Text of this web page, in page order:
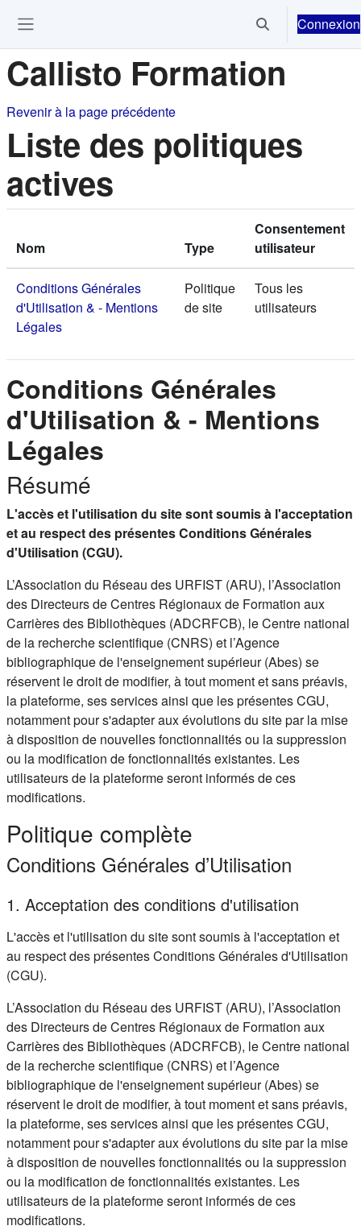
Activer/Connexion
Callisto Formation
Revenir à la page précédente
Liste des politiques
actives
Nom Type
Consentement
utilisateur
Conditions Générales
d'Utilisation & - Mentions
Légales
Politique
de site
Tous les
utilisateurs
Conditions Générales
d'Utilisation & - Mentions
Légales
Résumé
L'accès et l'utilisation du site sont soumis à l'acceptation
et au respect des présentes Conditions Générales
d'Utilisation (CGU).
L’Association du Réseau des URFIST (ARU), l’Association
des Directeurs de Centres Régionaux de Formation aux
Carrières des Bibliothèques (ADCRFCB), le Centre national
de la recherche scientifique (CNRS) et l’Agence
bibliographique de l'enseignement supérieur (Abes) se
réservent le droit de modifier, à tout moment et sans préavis,
la plateforme, ses services ainsi que les présentes CGU,
notamment pour s'adapter aux évolutions du site par la mise
à disposition de nouvelles fonctionnalités ou la suppression
ou la modification de fonctionnalités existantes. Les
utilisateurs de la plateforme seront informés de ces
modifications.
Politique complète
Conditions Générales d’Utilisation
1. Acceptation des conditions d'utilisation
L'accès et l'utilisation du site sont soumis à l'acceptation et
au respect des présentes Conditions Générales d'Utilisation
(CGU).
L’Association du Réseau des URFIST (ARU), l’Association
des Directeurs de Centres Régionaux de Formation aux
Carrières des Bibliothèques (ADCRFCB), le Centre national
de la recherche scientifique (CNRS) et l’Agence
bibliographique de l'enseignement supérieur (Abes) se
réservent le droit de modifier, à tout moment et sans préavis,
la plateforme, ses services ainsi que les présentes CGU,
notamment pour s'adapter aux évolutions du site par la mise
à disposition de nouvelles fonctionnalités ou la suppression
ou la modification de fonctionnalités existantes. Les
utilisateurs de la plateforme seront informés de ces
modifications.